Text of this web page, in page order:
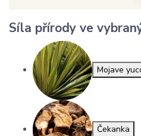
Síla přírody ve
Mojave
Čekanka